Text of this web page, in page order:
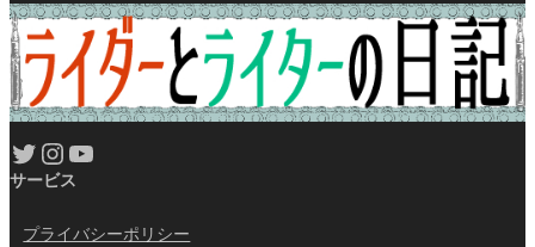
Twitter Instagram YouTube
サービス
プライバシーポリシー